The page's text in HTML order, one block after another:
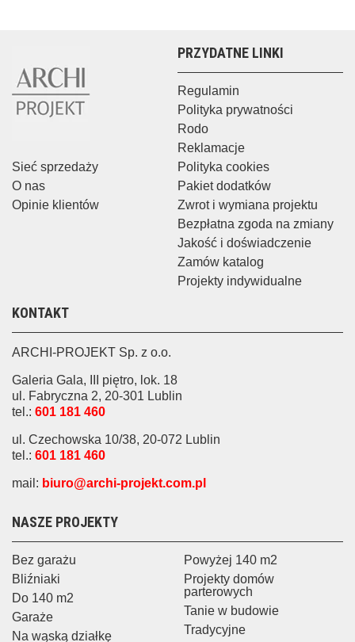
Sieć sprzedaży
O nas
Opinie klientów
PRZYDATNE LINKI
Regulamin
Polityka prywatności
Rodo
Reklamacje
Polityka cookies
Pakiet dodatków
Zwrot i wymiana projektu
Bezpłatna zgoda na zmiany
Jakość i doświadczenie
Zamów katalog
Projekty indywidualne
NASZE PROJEKTY
Bez garażu
Bliźniaki
Do 140 m2
Garaże
Na wąską działkę
Powyżej 140 m2
Projekty domów
parterowych
Tanie w budowie
Tradycyjne
KONTAKT
ARCHI-PROJEKT Sp. z o.o.
Galeria Gala, III piętro, lok. 18
ul. Fabryczna 2, 20-301 Lublin
tel.: 601 181 460
ul. Czechowska 10/38, 20-072 Lublin
tel.: 601 181 460
mail: biuro@archi-projekt.com.pl